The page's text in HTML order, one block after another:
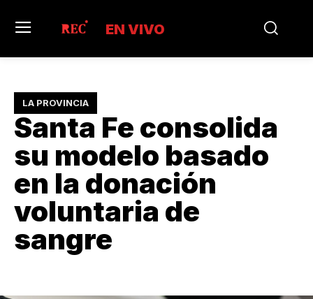
EN VIVO
LA PROVINCIA
Santa Fe consolida
su modelo basado
en la donación
voluntaria de
sangre